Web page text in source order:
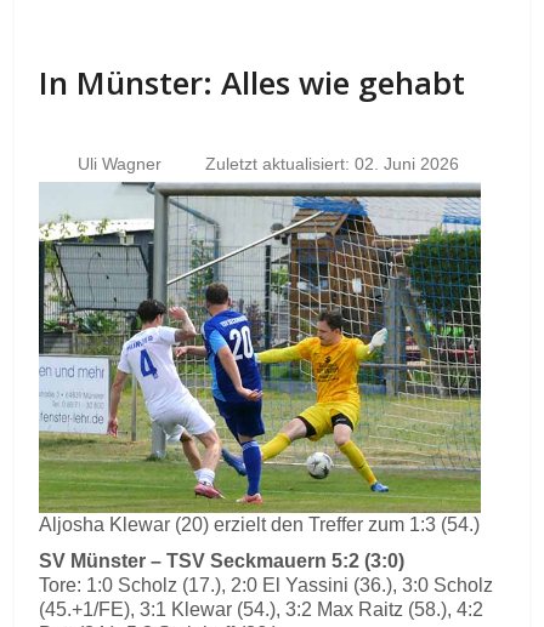
In Münster: Alles wie gehabt
Uli Wagner Zuletzt aktualisiert: 02. Juni 2026
Aljosha Klewar (20) erzielt den Treffer zum 1:3 (54.)
SV Münster – TSV Seckmauern 5:2 (3:0)
Tore: 1:0 Scholz (17.), 2:0 El Yassini (36.), 3:0 Scholz
(45.+1/FE), 3:1 Klewar (54.), 3:2 Max Raitz (58.), 4:2